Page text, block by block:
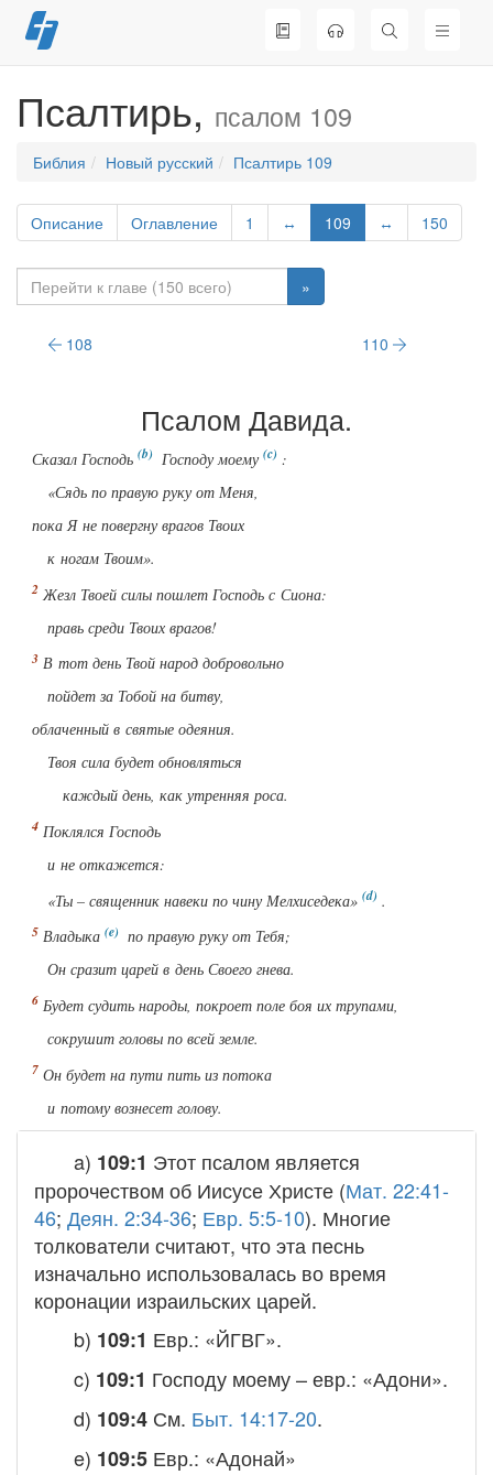
Перейти
к
Псалтирь, псалом 109
Библия Новый русский Псалтирь 109
Описание Оглавление 1 ↔ 109 ↔ 150
»
108 110
Псалом Давида.
Сказал Господь Господу моему
:
«Сядь по правую руку от Меня,
пока Я не повергну врагов Твоих
к ногам Твоим».
Жезл Твоей силы пошлет Господь с Сиона:
правь среди Твоих врагов!
В тот день Твой народ добровольно
пойдет за Тобой на битву,
облаченный в святые одеяния.
Твоя сила будет обновляться
каждый день, как утренняя роса.
Поклялся Господь
и не откажется:
«Ты – священник навеки по чину Мелхиседека»
.
Владыка
по правую руку от Тебя;
Он сразит царей в день Своего гнева.
Будет судить народы, покроет поле боя их трупами,
сокрушит головы по всей земле.
Он будет на пути пить из потока
и потому вознесет голову.
a) 109:1 Этот псалом является
пророчеством об Иисусе Христе (Мат. 22:41-
46; Деян. 2:34-36; Евр. 5:5-10). Многие
толкователи считают, что эта песнь
изначально использовалась во время
коронации израильских царей.
b) 109:1 Евр.: «ЙГВГ».
c) 109:1 Господу моему – евр.: «Адони».
d) 109:4 См. Быт. 14:17-20.
e) 109:5 Евр.: «Адонай»